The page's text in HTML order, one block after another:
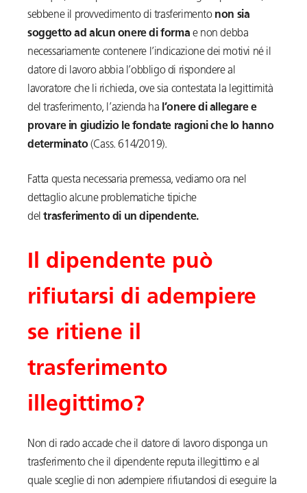
sebbene il provvedimento di trasferimento non sia
soggetto ad alcun onere di forma e non debba
necessariamente contenere l’indicazione dei motivi né il
datore di lavoro abbia l’obbligo di rispondere al
lavoratore che li richieda, ove sia contestata la legittimità
del trasferimento, l’azienda ha l’onere di allegare e
provare in giudizio le fondate ragioni che lo hanno
determinato(Cass. 614/2019).
Fatta questa necessaria premessa, vediamo ora nel
dettaglio alcune problematiche tipiche
deltrasferimento di un dipendente.
Il dipendente può
rifiutarsi di adempiere
se ritiene il
trasferimento
illegittimo?
Non di rado accade che il datore di lavoro disponga un
trasferimento che il dipendente reputa illegittimo e al
quale sceglie di non adempiere rifiutandosi di eseguire la